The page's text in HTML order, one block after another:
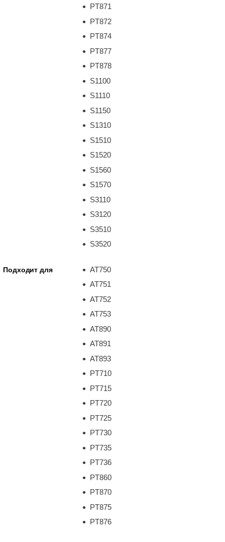
PT871
PT872
PT874
PT877
PT878
S1100
S1110
S1150
S1310
S1510
S1520
S1560
S1570
S3110
S3120
S3510
S3520
Подходит для
AT750
AT751
AT752
AT753
AT890
AT891
AT893
PT710
PT715
PT720
PT725
PT730
PT735
PT736
PT860
PT870
PT875
PT876